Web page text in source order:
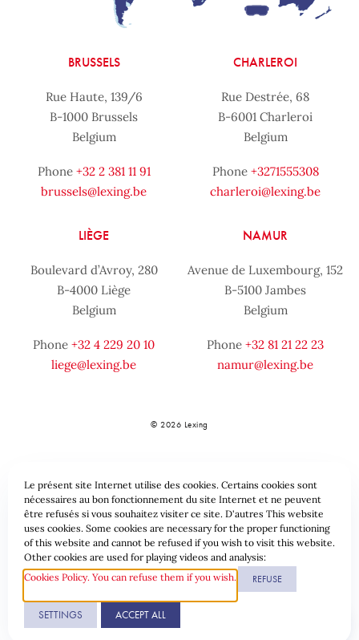
BRUSSELS
Rue Haute, 139/6
B-1000 Brussels
Belgium
Phone +32 2 381 11 91
brussels@lexing.be
CHARLEROI
Rue Destrée, 68
B-6001 Charleroi
Belgium
Phone +3271555308
charleroi@lexing.be
LIÈGE
Boulevard d’Avroy, 280
B-4000 Liège
Belgium
Phone +32 4 229 20 10
liege@lexing.be
NAMUR
Avenue de Luxembourg, 152
B-5100 Jambes
Belgium
Phone +32 81 21 22 23
namur@lexing.be
© 2026 Lexing
Sitemap Standard provisions Data protection & Cookies
Website by
Le présent site Internet utilise des cookies. Certains cookies sont
nécessaires au bon fonctionnement du site Internet et ne peuvent
être refusés si vous souhaitez visiter ce site. D'autres This website
uses cookies. Some cookies are necessary for the proper functioning
of this website and cannot be refused if you wish to visit this website.
Other cookies are used for playing videos and analysis:
Cookies Policy. You can refuse them if you wish.
REFUSE
SETTINGS ACCEPT ALL